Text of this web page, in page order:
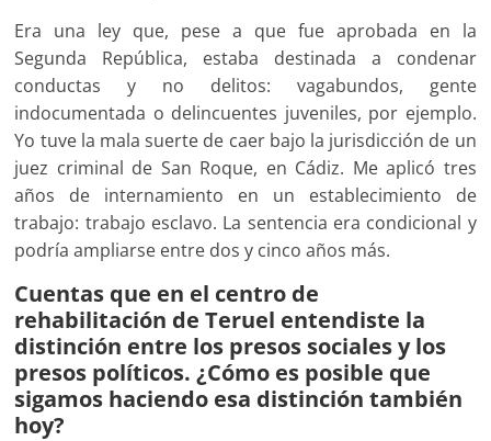
Era una ley que, pese a que fue aprobada en la
Segunda República, estaba destinada a condenar
conductas y no delitos: vagabundos, gente
indocumentada o delincuentes juveniles, por ejemplo.
Yo tuve la mala suerte de caer bajo la jurisdicción de un
juez criminal de San Roque, en Cádiz. Me aplicó tres
años de internamiento en un establecimiento de
trabajo: trabajo esclavo. La sentencia era condicional y
podría ampliarse entre dos y cinco años más.
Cuentas que en el centro de
rehabilitación de Teruel entendiste la
distinción entre los presos sociales y los
presos políticos. ¿Cómo es posible que
sigamos haciendo esa distinción también
hoy?